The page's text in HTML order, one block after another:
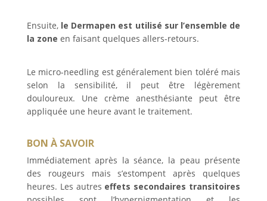
Ensuite, le Dermapen est utilisé sur l’ensemble de
la zone en faisant quelques allers-retours.
Le micro-needling est généralement bien toléré mais
selon la sensibilité, il peut être légèrement
douloureux. Une crème anesthésiante peut être
appliquée une heure avant le traitement.
BON À SAVOIR
Immédiatement après la séance, la peau présente
des rougeurs mais s’estompent après quelques
heures. Les autres effets secondaires transitoires